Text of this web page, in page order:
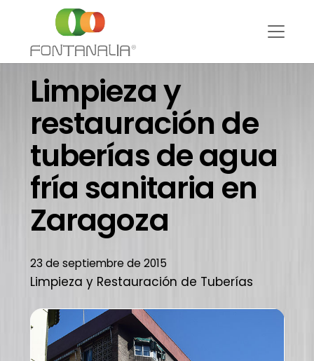
Limpieza y
restauración de
tuberías de agua
fría sanitaria en
Zaragoza
23 de septiembre de 2015
Limpieza y Restauración de Tuberías